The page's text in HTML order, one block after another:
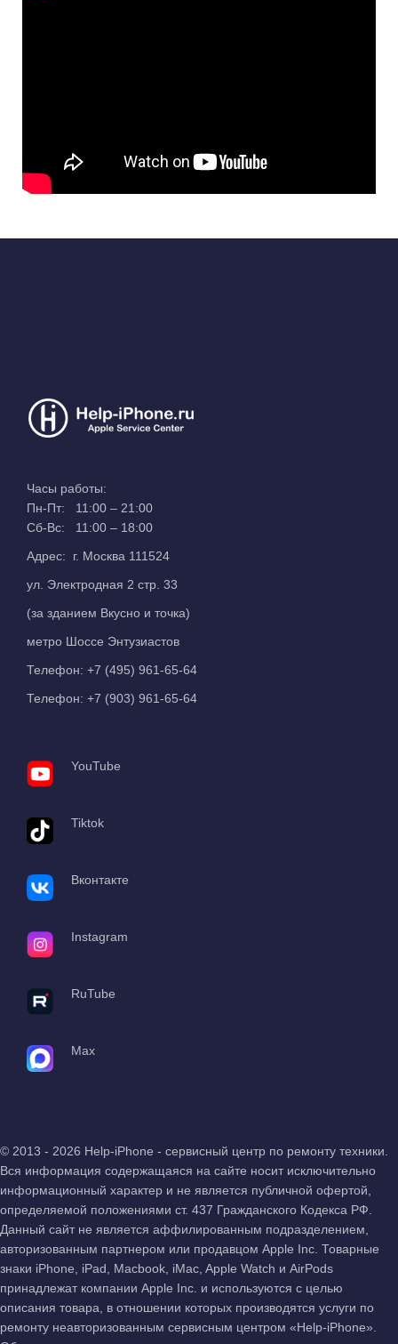
Часы работы:
Пн-Пт: 11:00 – 21:00
Сб-Вс: 11:00 – 18:00
Адрес: г. Москва 111524
ул. Электродная 2 стр. 33
(за зданием Вкусно и точка)
метро Шоссе Энтузиастов
Телефон: +7 (495) 961-65-64
Телефон: +7 (903) 961-65-64
YouTube
Tiktok
Вконтакте
Instagram
RuTube
Max
© 2013 - 2026 Help-iPhone - сервисный центр по ремонту техники.
Вся информация содержащаяся на сайте носит исключительно
информационный характер и не является публичной офертой,
определяемой положениями ст. 437 Гражданского Кодекса РФ.
Данный сайт не является аффилированным подразделением,
авторизованным партнером или продавцом Apple Inc. Товарные
знаки iPhone, iPad, Macbook, iMac, Apple Watch и AirPods
принадлежат компании Apple Inc. и используются с целью
описания товара, в отношении которых производятся услуги по
ремонту неавторизованным сервисным центром «Help-iPhone».